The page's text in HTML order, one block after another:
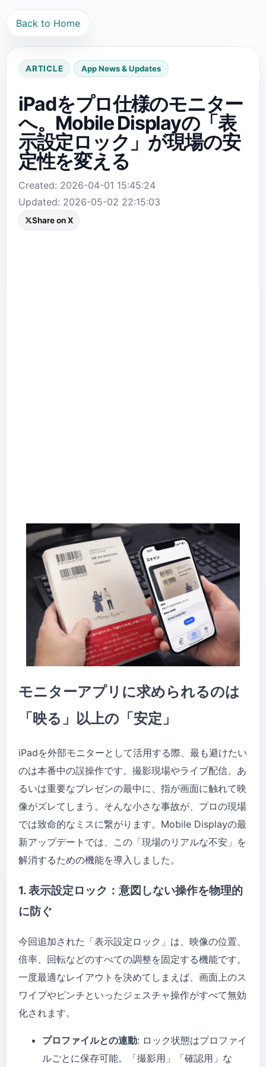
Back to Home
ARTICLE App News & Updates
iPadをプロ仕様のモニター
へ。Mobile Displayの「表
示設定ロック」が現場の安
定性を変える
Created: 2026-04-01 15:45:24
Updated: 2026-05-02 22:15:03
Share on X
モニターアプリに求められるのは
「映る」以上の「安定」
iPadを外部モニターとして活用する際、最も避けたい
のは本番中の誤操作です。撮影現場やライブ配信、あ
るいは重要なプレゼンの最中に、指が画面に触れて映
像がズレてしまう。そんな小さな事故が、プロの現場
では致命的なミスに繋がります。Mobile Displayの最
新アップデートでは、この「現場のリアルな不安」を
解消するための機能を導入しました。
1. 表示設定ロック：意図しない操作を物理的
に防ぐ
今回追加された「表示設定ロック」は、映像の位置、
倍率、回転などのすべての調整を固定する機能です。
一度最適なレイアウトを決めてしまえば、画面上のス
ワイプやピンチといったジェスチャ操作がすべて無効
化されます。
プロファイルとの連動: ロック状態はプロファイ
ルごとに保存可能。「撮影用」「確認用」な